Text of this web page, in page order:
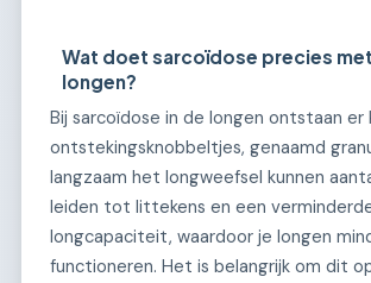
Wat doet sarcoïdose precies
longen?
Bij sarcoïdose in de longen ontstaan er
ontstekingsknobbeltjes, genaamd
langzaam het longweefsel kunnen
leiden tot littekens en een
longcapaciteit, waardoor je longen
functioneren. Het is belangrijk om dit